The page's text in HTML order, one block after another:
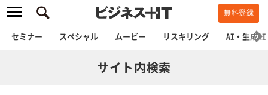
無料登録
セミナー スペシャル ムービー リスキリング AI・生成AI
サイト内検索